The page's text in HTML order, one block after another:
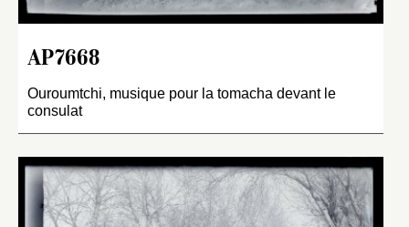
AP7668
Ouroumtchi, musique pour la tomacha devant le
consulat